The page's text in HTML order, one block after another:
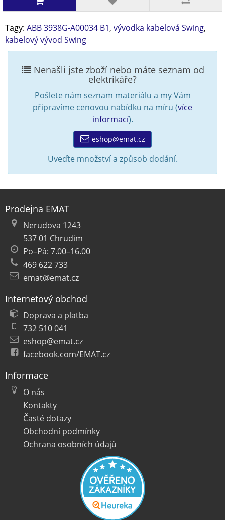
Tagy: ABB 3938G-A00034 B1, vývodka kabelová Swing,
kabelový vývod Swing
Nenašli jste zboží nebo máte seznam od
elektrikáře?
Pošlete nám seznam materiálu a my Vám
připravíme cenovou nabídku na míru (více
informací).
eshop@emat.cz
Uveďte množství a způsob dodání.
Prodejna EMAT
Nerudova 1243
537 01 Chrudim
Po–Pá: 7.00–16.00
469 622 733
emat@emat.cz
Internetový obchod
Doprava a platba
732 510 041
eshop@emat.cz
facebook.com/EMAT.cz
Informace
O nás
Kontakty
Časté dotazy
Obchodní podmínky
Ochrana osobních údajů